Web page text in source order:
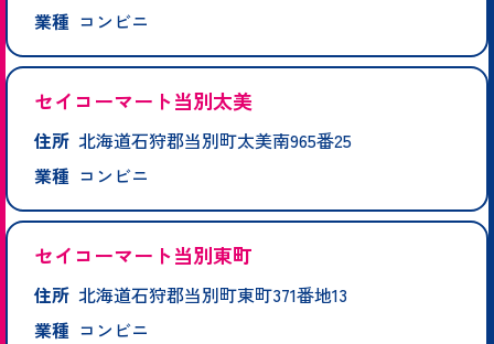
業種 コンビニ
セイコーマート当別太美
住所 北海道石狩郡当別町太美南965番25
業種 コンビニ
セイコーマート当別東町
住所 北海道石狩郡当別町東町371番地13
業種 コンビニ